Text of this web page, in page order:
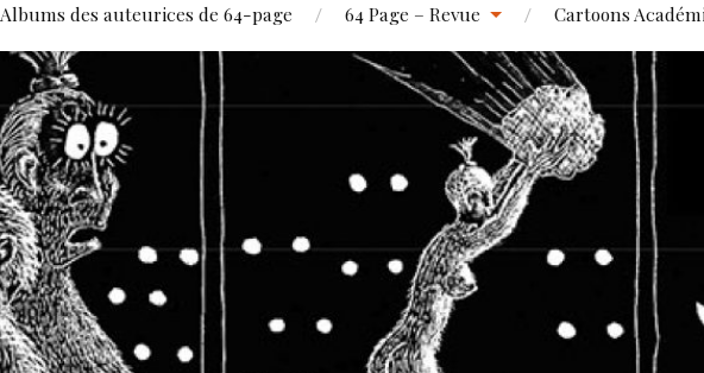
Albums des auteurices de 64-page 64 Page – Revue Cartoons